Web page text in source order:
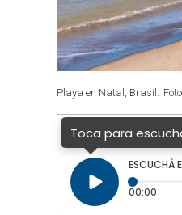
Playa en Natal, Brasil.
Toca para
ESCUCHÁ
00:00